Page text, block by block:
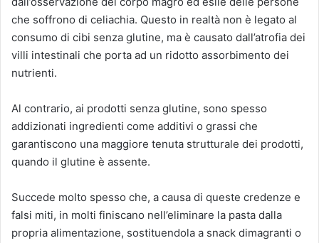
che soffrono di celiachia. Questo in realtà non è legato al
consumo di cibi senza glutine, ma è causato dall’atrofia dei
villi intestinali che porta ad un ridotto assorbimento dei
nutrienti.
Al contrario, ai prodotti senza glutine, sono spesso
addizionati ingredienti come additivi o grassi che
garantiscono una maggiore tenuta strutturale dei prodotti,
quando il glutine è assente.
Succede molto spesso che, a causa di queste credenze e
falsi miti, in molti finiscano nell’eliminare la pasta dalla
propria alimentazione, sostituendola a snack dimagranti o